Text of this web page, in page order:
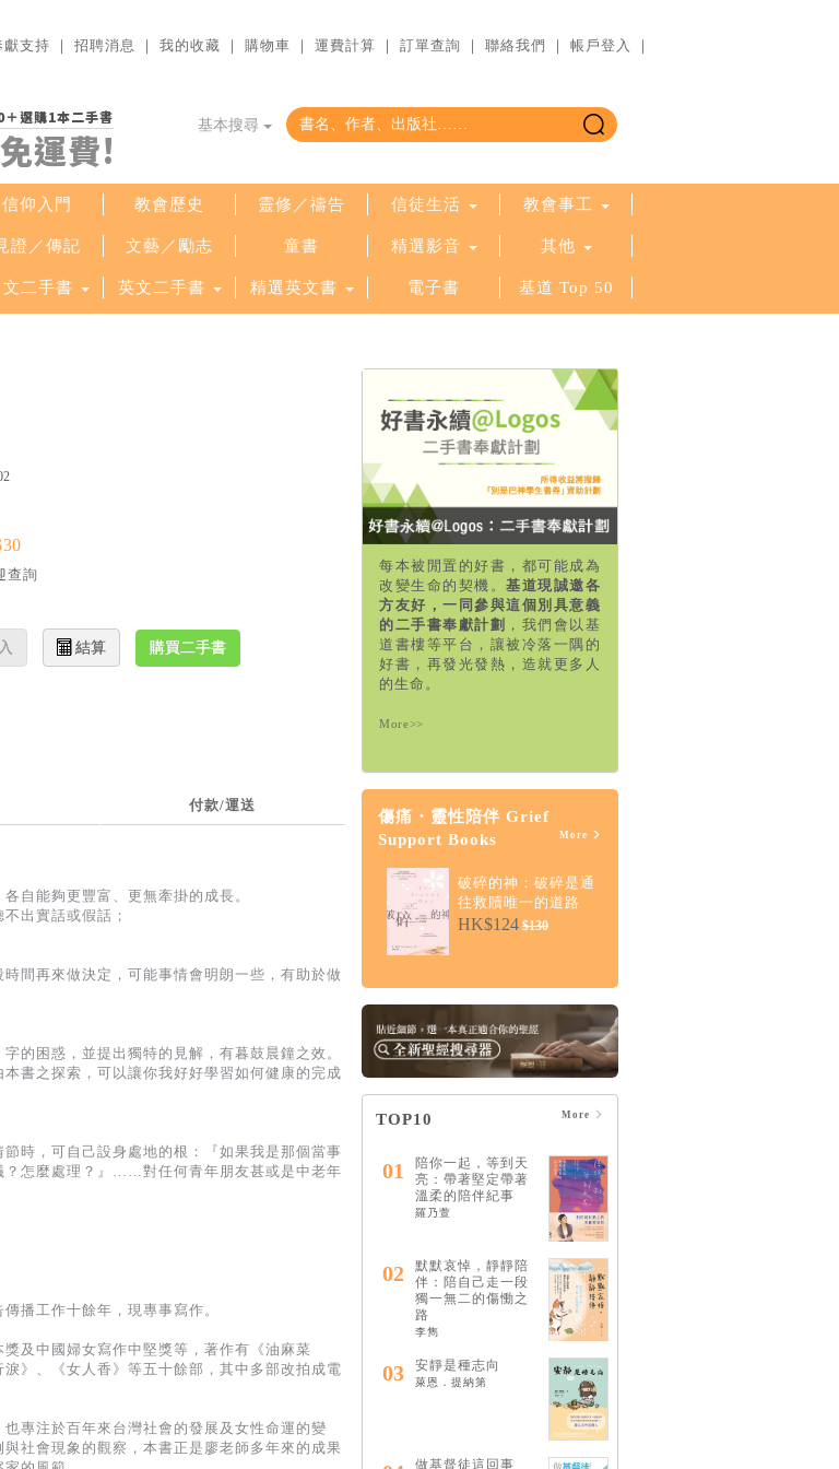
獻支持 ｜ 招聘消息 ｜ 我的收藏 ｜ 購物車 ｜ 運費計算 ｜ 訂單查詢 ｜ 聯絡我們 ｜ 帳戶登入 ｜
選購1本二手書
運費!
基本搜尋
信仰入門 教會歷史 靈修／禱告 信徒生活 教會事工
證／傳記 文藝／勵志 童書 精選影音 其他
文二手書 英文二手書 精選英文書 電子書 基道 Top 50
查詢
結算 購買二手書
付款/運送
自能夠更豐富、更無牽掛的成長。
出實話或假話；
間再來做決定，可能事情會明朗一些，有助於做
的困惑，並提出獨特的見解，有暮鼓晨鐘之效。
書之探索，可以讓你我好好學習如何健康的完成
時，可自己設身處地的根：『如果我是那個當事
？怎麼處理？』……對任何青年朋友甚或是中老年
播工作十餘年，現專事寫作。
及中國婦女寫作中堅獎等，著作有《油麻菜
》、《女人香》等五十餘部，其中多部改拍成電
專注於百年來台灣社會的發展及女性命運的變
社會現象的觀察，本書正是廖老師多年來的成果
每本被閒置的好書，都可能成為
改變生命的契機。基道現誠邀各
方友好，一同參與這個別具意義
的二手書奉獻計劃 ，我們會以基
道書樓等平台，讓被冷落一隅的
好書，再發光發熱，造就更多人
的生命。
More>>
傷痛・靈性陪伴 Grief
Support Books
More
破碎的神：破碎是通
往救贖唯一的道路
HK$124 $130
TOP10 More
01
陪你一起，等到天
亮：帶著堅定帶著
溫柔的陪伴紀事
羅乃萱
02
默默哀悼，靜靜陪
伴：陪自己走一段
獨一無二的傷慟之
路
李雋
03 安靜是種志向
萊恩．提納第
做基督徒這回事